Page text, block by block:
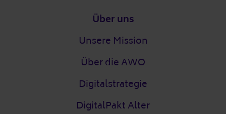
Über uns
Unsere Mission
Über die AWO
Digitalstrategie
DigitalPakt Alter